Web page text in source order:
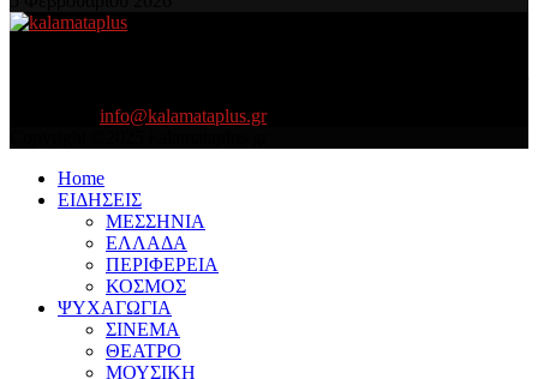
info@kalamataplus.gr
Home
ΕΙΔΗΣΕΙΣ
ΜΕΣΣΗΝΙΑ
ΕΛΛΑΔΑ
ΠΕΡΙΦΕΡΕΙΑ
ΚΟΣΜΟΣ
ΨΥΧΑΓΩΓΙΑ
ΣΙΝΕΜΑ
ΘΕΑΤΡΟ
ΜΟΥΣΙΚΗ